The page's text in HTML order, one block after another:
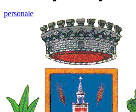
personale